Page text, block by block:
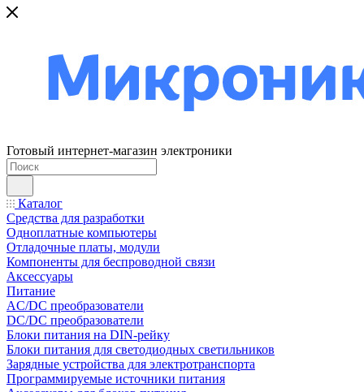
Готовый интернет-магазин электроники
Каталог
Средства для разработки
Одноплатные компьютеры
Отладочные платы, модули
Компоненты для беспроводной связи
Аксессуары
Питание
AC/DC преобразователи
DC/DC преобразователи
Блоки питания на DIN-рейку
Блоки питания для светодиодных светильников
Зарядные устройства для электротранспорта
Программируемые источники питания